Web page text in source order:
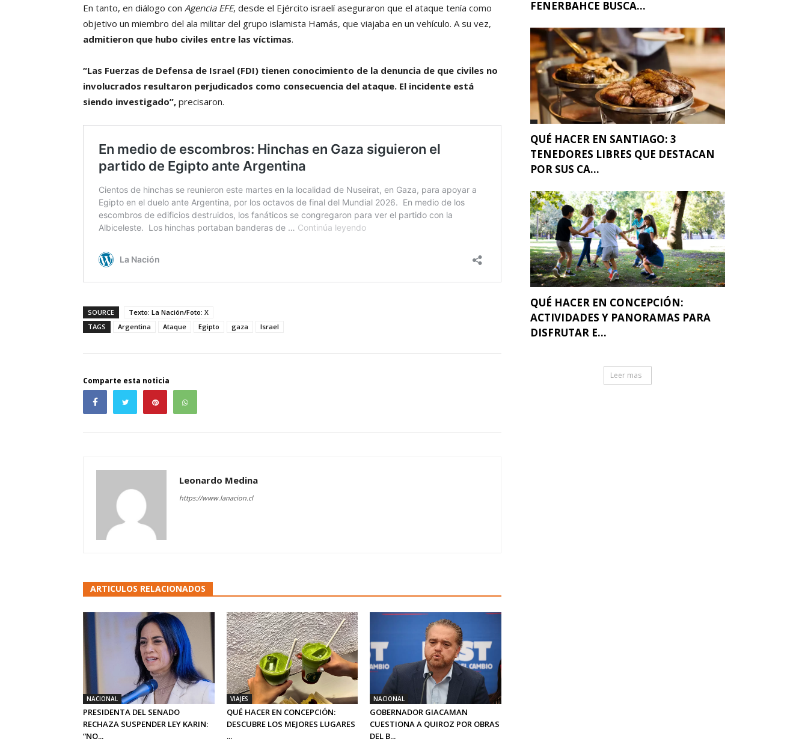
En tanto, en diálogo con Agencia EFE, desde el Ejército israelí aseguraron que el ataque tenía como
objetivo un miembro del ala militar del grupo islamista Hamás, que viajaba en un vehículo. A su vez,
admitieron que hubo civiles entre las víctimas.
“Las Fuerzas de Defensa de Israel (FDI) tienen conocimiento de la denuncia de que civiles no
involucrados resultaron perjudicados como consecuencia del ataque. El incidente está
siendo investigado”, precisaron.
SOURCE
Texto: La Nación/Foto: X
TAGS
Argentina Ataque Egipto gaza Israel
Comparte esta noticia
Leonardo Medina
https://www.lanacion.cl
ARTICULOS RELACIONADOS
NACIONAL
PRESIDENTA DEL SENADO
RECHAZA SUSPENDER LEY KARIN:
“NO...
VIAJES
QUÉ HACER EN CONCEPCIÓN:
DESCUBRE LOS MEJORES LUGARES
...
NACIONAL
GOBERNADOR GIACAMAN
CUESTIONA A QUIROZ POR OBRAS
DEL B...
FENERBAHCE BUSCA...
QUÉ HACER EN SANTIAGO: 3
TENEDORES LIBRES QUE DESTACAN
POR SUS CA...
QUÉ HACER EN CONCEPCIÓN:
ACTIVIDADES Y PANORAMAS PARA
DISFRUTAR E...
Leer mas